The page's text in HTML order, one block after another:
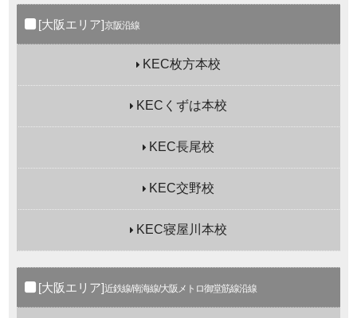
[大阪エリア]京阪沿線
KEC枚方本校
KECくずは本校
KEC長尾校
KEC交野校
KEC寝屋川本校
[大阪エリア]近鉄線/南海線/大阪メトロ御堂筋線沿線